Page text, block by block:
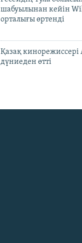
шабуылынан кейін
орталығы өртенді
Қазақ кинорежиссері
дүниеден өтті